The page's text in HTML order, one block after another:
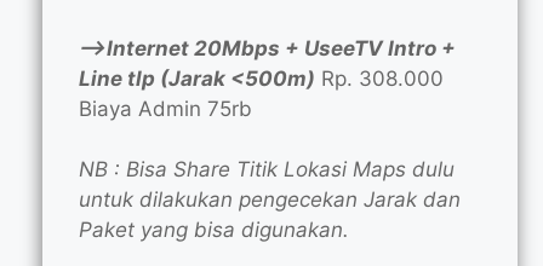
—>Internet 20Mbps + UseeTV Intro +
Line tlp (Jarak <500m) Rp. 308.000
Biaya Admin 75rb
NB : Bisa Share Titik Lokasi Maps dulu
untuk dilakukan pengecekan Jarak dan
Paket yang bisa digunakan.